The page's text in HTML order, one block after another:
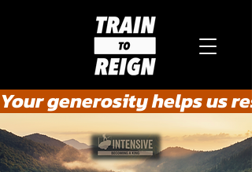
Your generosity helps us